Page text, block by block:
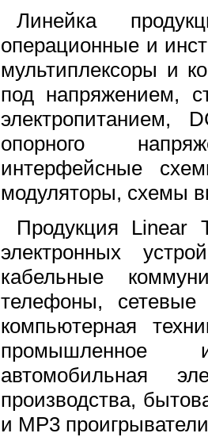
Линейка
операционные и
мультиплексоры и
под напряжением,
электропитанием,
опорного
интерфейсные
модуляторы, схемы
Продукция Linear
электронных
кабельные
телефоны, сетевые
компьютерная
промышленное
автомобильная
производства,
и MP3